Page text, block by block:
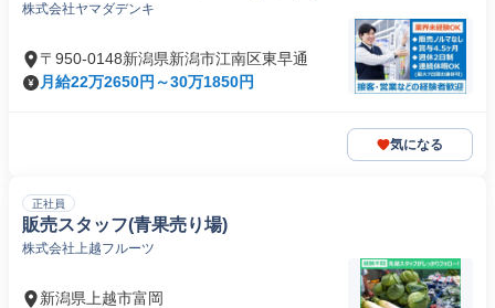
株式会社ヤマダデンキ
〒950-0148新潟県新潟市江南区東早通
月給22万2650円～30万1850円
気になる
正社員
販売スタッフ(青果売り場)
株式会社上越フルーツ
新潟県上越市富岡